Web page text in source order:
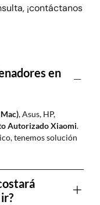
¡contáctanos
en
, Asus, HP,
Autorizado Xiaomi.
tenemos solución